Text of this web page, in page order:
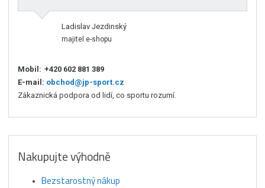
Ladislav Jezdinský
majitel e-shopu
Mobil: +420 602 881 389
E-mail: obchod@jp-sport.cz
Zákaznická podpora od lidí, co sportu rozumí.
Nakupujte výhodně
Bezstarostný nákup